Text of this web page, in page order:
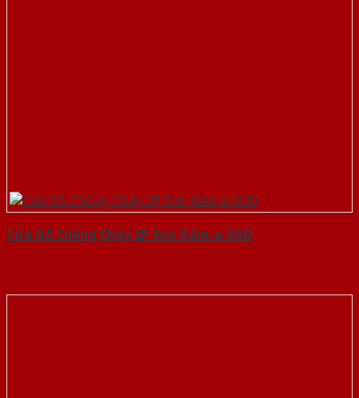
Cửa Gỗ Chống Cháy 2P Sơn Xám-a-SGD